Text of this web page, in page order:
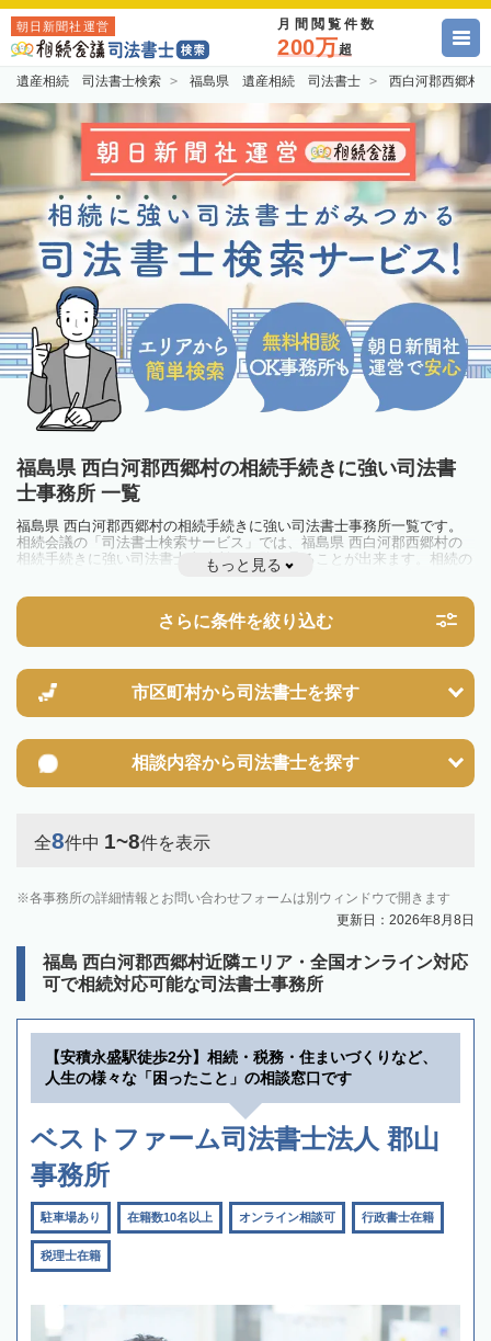
朝日新聞社運営 月間閲覧件数
200万超
遺産相続 司法書士検索 福島県 遺産相続 司法書士 西白河郡西郷
福島県 西白河郡西郷村の相続手続きに強い司法書
士事務所 一覧
福島県 西白河郡西郷村の相続手続きに強い司法書士事務所一覧です。
相続会議の「司法書士検索サービス」では、福島県 西白河郡西郷村の
相続手続きに強い司法書士事務所を一覧で見ることが出来ます。相続の
トラブルやお悩みを抱えている方は一度近隣の司法書士に相談してみま
もっと見る
さらに条件を絞り込む
市区町村から司法書士を探す
相談内容から司法書士を探す
全8件中 1~8件を表示
各事務所の詳細情報とお問い合わせフォームは別ウィンドウで開きます
更新日：2026年8月8日
福島 西白河郡西郷村近隣エリア・全国オンライン対応
可で相続対応可能な司法書士事務所
【安積永盛駅徒歩2分】相続・税務・住まいづくりなど、
人生の様々な「困ったこと」の相談窓口です
ベストファーム司法書士法人 郡山
事務所
駐車場あり 在籍数10名以上 オンライン相談可 行政書士在籍
税理士在籍